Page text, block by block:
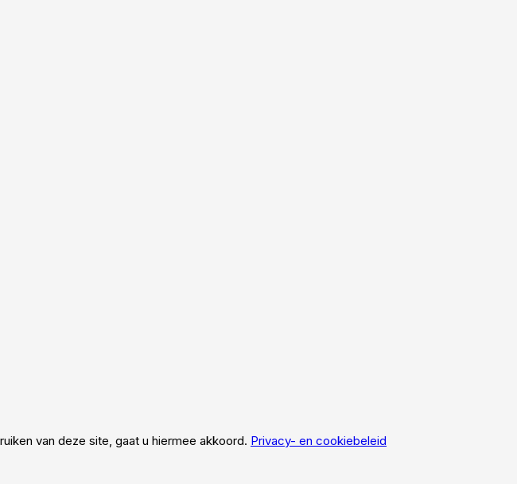
van deze site, gaat u hiermee akkoord. Privacy- en cookiebeleid